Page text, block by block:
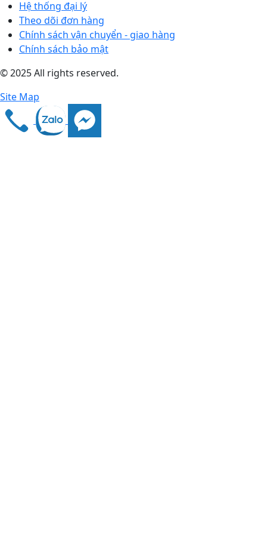
Hệ thống đại lý
Theo dõi đơn hàng
Chính sách vận chuyển - giao hàng
Chính sách bảo mật
© 2025 All rights reserved.
Site Map